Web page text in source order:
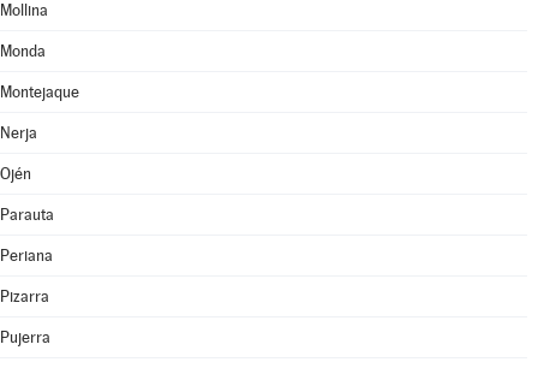
Mollina
Monda
Montejaque
Nerja
Ojén
Parauta
Periana
Pizarra
Pujerra